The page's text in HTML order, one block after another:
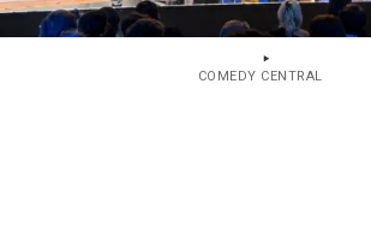
COMEDY CENTRAL